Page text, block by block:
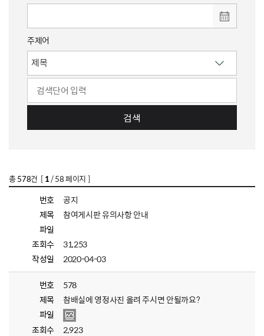
주제어
검색
총578건 [ 1/ 58 페이지 ]
번호
공지
제목
참여게시판 유의사항 안내
파일
조회수
31,253
작성일
2020-04-03
번호
578
제목
참배실에 영정사진 올려 주시면 안될까요?
파일
조회수
2,923